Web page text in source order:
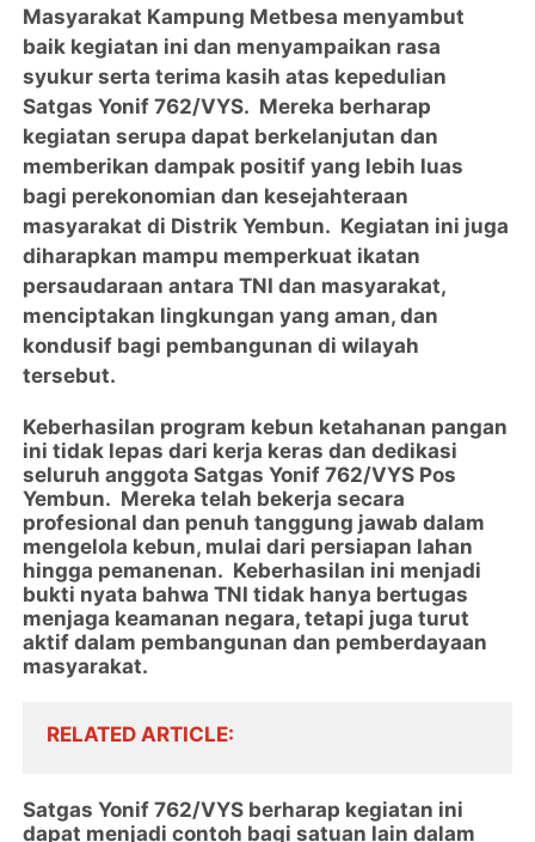
Masyarakat Kampung Metbesa menyambut
baik kegiatan ini dan menyampaikan rasa
syukur serta terima kasih atas kepedulian
Satgas Yonif 762/VYS. Mereka berharap
kegiatan serupa dapat berkelanjutan dan
memberikan dampak positif yang lebih luas
bagi perekonomian dan kesejahteraan
masyarakat di Distrik Yembun. Kegiatan ini juga
diharapkan mampu memperkuat ikatan
persaudaraan antara TNI dan masyarakat,
menciptakan lingkungan yang aman, dan
kondusif bagi pembangunan di wilayah
tersebut.
Keberhasilan program kebun ketahanan pangan
ini tidak lepas dari kerja keras dan dedikasi
seluruh anggota Satgas Yonif 762/VYS Pos
Yembun. Mereka telah bekerja secara
profesional dan penuh tanggung jawab dalam
mengelola kebun, mulai dari persiapan lahan
hingga pemanenan. Keberhasilan ini menjadi
bukti nyata bahwa TNI tidak hanya bertugas
menjaga keamanan negara, tetapi juga turut
aktif dalam pembangunan dan pemberdayaan
masyarakat.
RELATED ARTICLE
Satgas Yonif 762/VYS berharap kegiatan ini
dapat menjadi contoh bagi satuan lain dalam